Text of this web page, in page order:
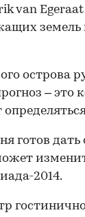
van
земель
острова
–
готов дать
2014.